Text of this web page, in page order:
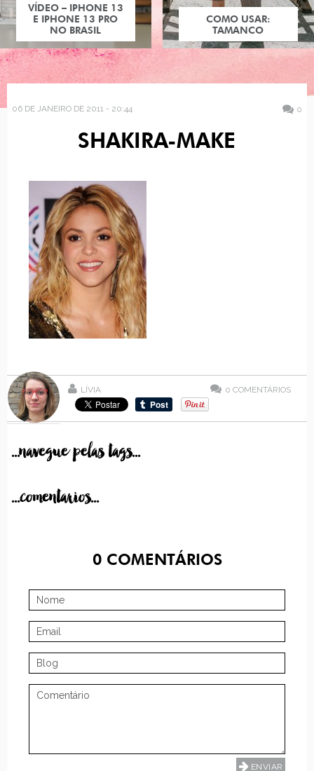
VÍDEO – IPHONE 13
E IPHONE 13 PRO
NO BRASIL
COMO USAR:
TAMANCO
06 DE JANEIRO DE 2011 - 20:44 0
SHAKIRA-MAKE
LÍVIA 0 COMENTÁRIOS
...navegue pelas tags...
...comentarios...
0COMENTÁRIOS